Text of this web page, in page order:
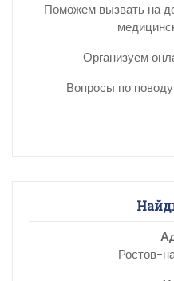
Поможем вызвать на
Организуем
Вопросы по
Ростов-